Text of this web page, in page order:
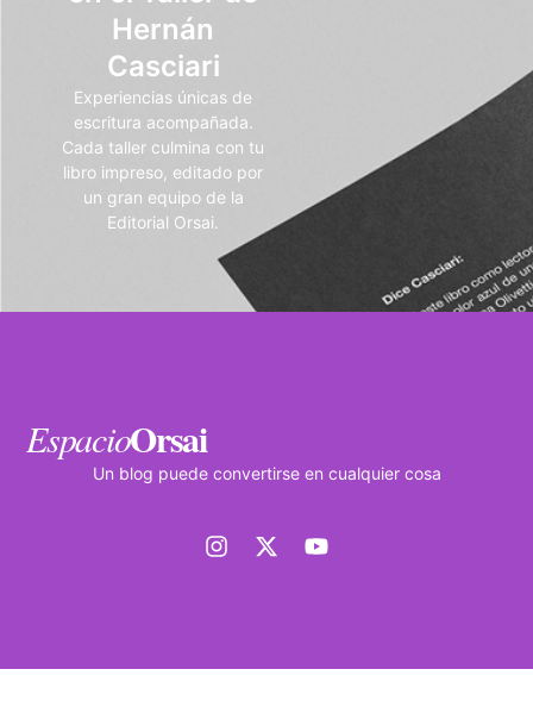
Hernán
Casciari
Experiencias únicas de
escritura acompañada.
Cada taller culmina con tu
libro impreso, editado por
un gran equipo de la
Editorial Orsai.
EspacioOrsai
Un blog puede convertirse en cualquier cosa